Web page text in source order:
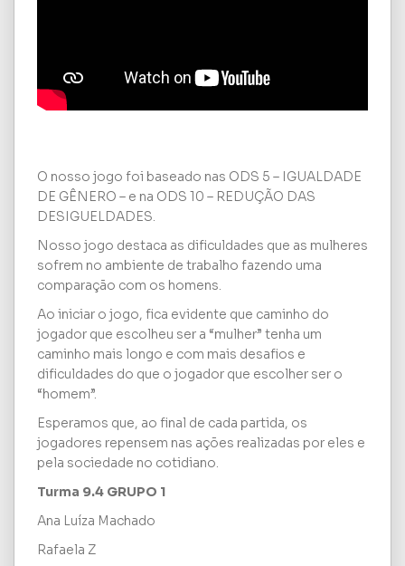
O nosso jogo foi baseado nas ODS 5 – IGUALDADE
DE GÊNERO – e na ODS 10 – REDUÇÃO DAS
DESIGUELDADES.
Nosso jogo destaca as dificuldades que as mulheres
sofrem no ambiente de trabalho fazendo uma
comparação com os homens.
Ao iniciar o jogo, fica evidente que caminho do
jogador que escolheu ser a “mulher” tenha um
caminho mais longo e com mais desafios e
dificuldades do que o jogador que escolher ser o
“homem”.
Esperamos que, ao final de cada partida, os
jogadores repensem nas ações realizadas por eles e
pela sociedade no cotidiano.
Turma 9.4 GRUPO 1
Ana Luíza Machado
Rafaela Z